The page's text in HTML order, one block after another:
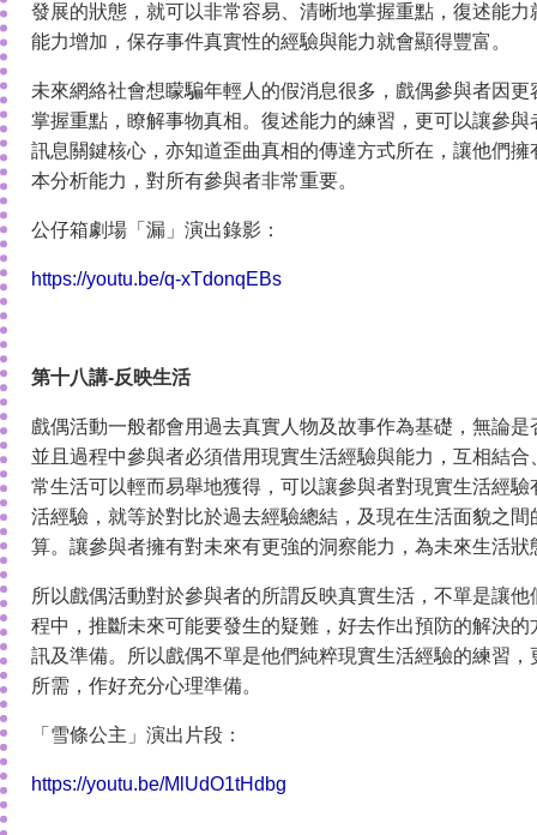
發展的狀態，就可以非常容易、清晰地掌握重點，復述能
能力增加，保存事件真實性的經驗與能力就會顯得豐富。
未來網絡社會想矇騙年輕人的假消息很多，戲偶參與者因
掌握重點，瞭解事物真相。復述能力的練習，更可以讓參
訊息關鍵核心，亦知道歪曲真相的傳達方式所在，讓他們
本分析能力，對所有參與者非常重要。
公仔箱劇場「漏」演出錄影：
https://youtu.be/q-xTdonqEBs
第十八講-反映生活
戲偶活動一般都會用過去真實人物及故事作為基礎，無論
並且過程中參與者必須借用現實生活經驗與能力，互相結
常生活可以輕而易舉地獲得，可以讓參與者對現實生活經
活經驗，就等於對比於過去經驗總結，及現在生活面貌之
算。讓參與者擁有對未來有更強的洞察能力，為未來生活
所以戲偶活動對於參與者的所謂反映真實生活，不單是讓
程中，推斷未來可能要發生的疑難，好去作出預防的解決
訊及準備。所以戲偶不單是他們純粹現實生活經驗的練習
所需，作好充分心理準備。
「雪條公主」演出片段：
https://youtu.be/MlUdO1tHdbg